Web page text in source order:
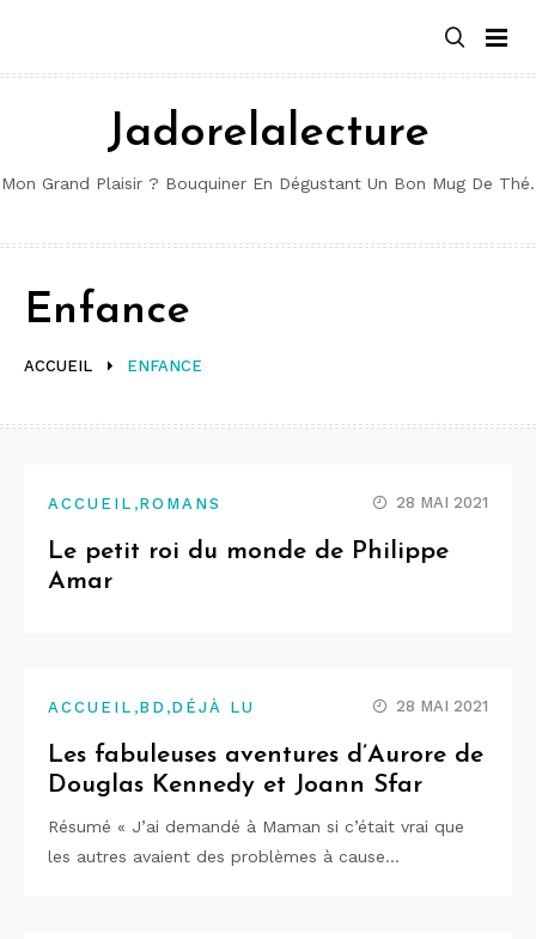
contenu
Jadorelalecture
Mon Grand Plaisir ? Bouquiner En Dégustant Un Bon Mug De Thé.
ACCUEIL ENFANCE
Enfance
ACCUEIL ,ROMANS 28 MAI 2021
Le petit roi du monde de Philippe
Amar
ACCUEIL ,BD ,DÉJÀ LU 28 MAI 2021
Les fabuleuses aventures d’Aurore de
Douglas Kennedy et Joann Sfar
Résumé « J’ai demandé à Maman si c’était vrai que
les autres avaient des problèmes à cause…